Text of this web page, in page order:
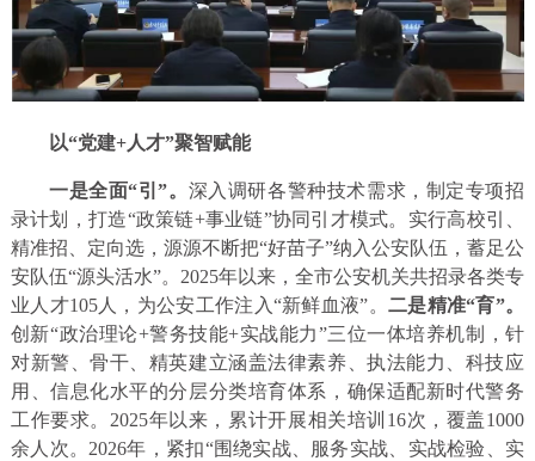
以“党建+人才”聚智赋能
一是全面“引”。 深入调研各警种技术需求，制定专项招
录计划，打造“政策链+事业链”协同引才模式。实行高校引、
精准招、定向选，源源不断把“好苗子”纳入公安队伍，蓄足公
安队伍“源头活水”。2025年以来，全市公安机关共招录各类专
业人才105人，为公安工作注入“新鲜血液”。 二是精准“育”。
创新“政治理论+警务技能+实战能力”三位一体培养机制，针
对新警、骨干、精英建立涵盖法律素养、执法能力、科技应
用、信息化水平的分层分类培育体系，确保适配新时代警务
工作要求。2025年以来，累计开展相关培训16次，覆盖1000
余人次。2026年，紧扣“围绕实战、服务实战、实战检验、实